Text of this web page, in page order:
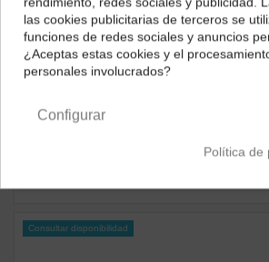
Consultar disponibilidad
Apple MacBook Air M4, 13.6'' 10
Medianoche
Consultar disponibilidad
Selecciona tu ubicación para
impuestos correctos para tu
las cookies publicitarias de terceros se
funciones de redes sociales y anuncios
¿Aceptas estas cookies y el
personales involucrados?
Configurar
Política de